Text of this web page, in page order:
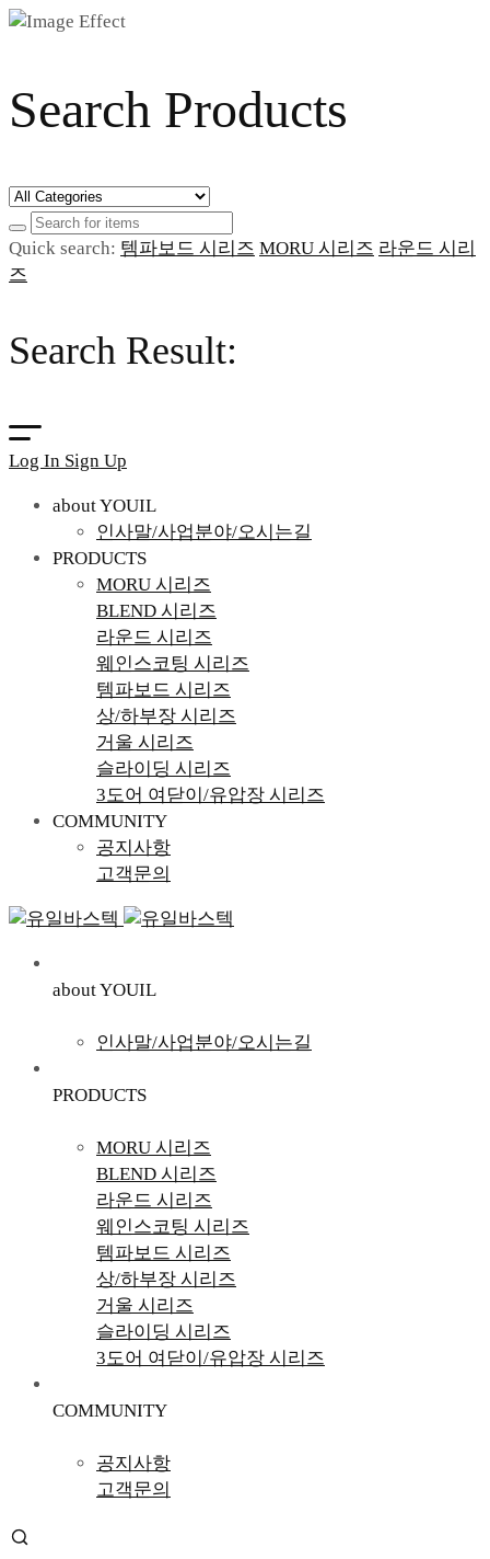
Search Products
Quick search: 템파보드 시리즈 MORU 시리즈 라운드 시리
즈
Search Result:
Log In Sign Up
about YOUIL
인사말/사업분야/오시는길
PRODUCTS
MORU 시리즈
BLEND 시리즈
라운드 시리즈
웨인스코팅 시리즈
템파보드 시리즈
상/하부장 시리즈
거울 시리즈
슬라이딩 시리즈
3도어 여닫이/유압장 시리즈
COMMUNITY
공지사항
고객문의
about YOUIL
인사말/사업분야/오시는길
PRODUCTS
MORU 시리즈
BLEND 시리즈
라운드 시리즈
웨인스코팅 시리즈
템파보드 시리즈
상/하부장 시리즈
거울 시리즈
슬라이딩 시리즈
3도어 여닫이/유압장 시리즈
COMMUNITY
공지사항
고객문의